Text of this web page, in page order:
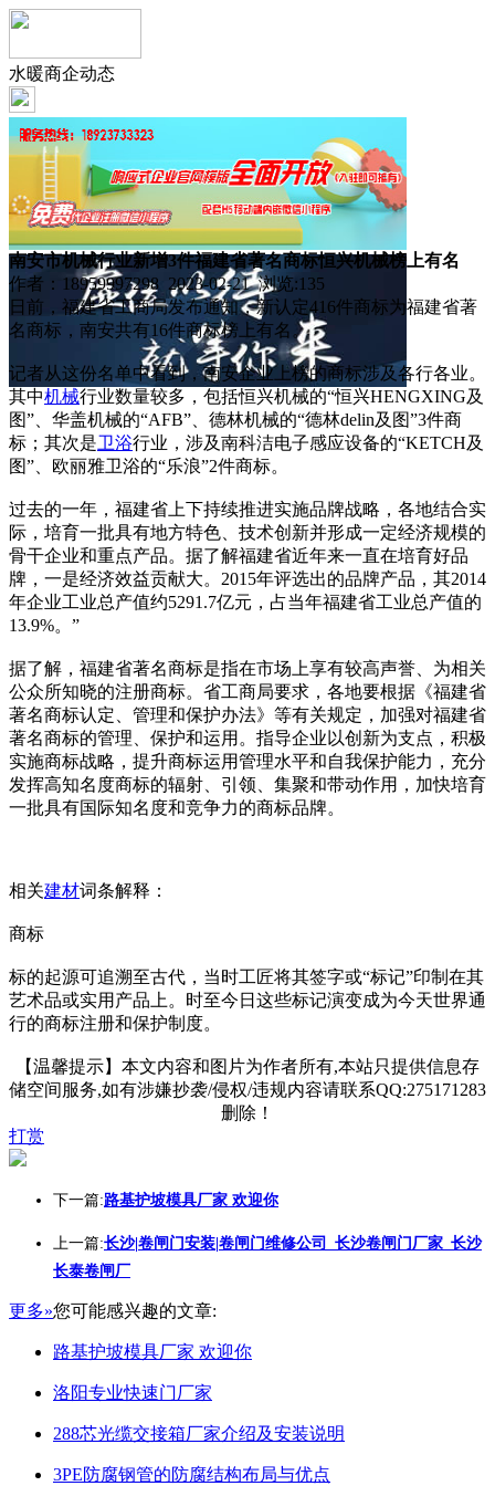
水暖商企动态
南安市机械行业新增3件福建省著名商标恒兴机械榜上有名
作者：18959997298 2023-02-21 浏览:135
日前，福建省工商局发布通知，新认定416件商标为福建省著
名商标，南安共有16件商标榜上有名。
记者从这份名单中看到，南安企业上榜的商标涉及各行各业。
其中机械行业数量较多，包括恒兴机械的“恒兴HENGXING及
图”、华盖机械的“AFB”、德林机械的“德林delin及图”3件商
标；其次是卫浴行业，涉及南科洁电子感应设备的“KETCH及
图”、欧丽雅卫浴的“乐浪”2件商标。
过去的一年，福建省上下持续推进实施品牌战略，各地结合实
际，培育一批具有地方特色、技术创新并形成一定经济规模的
骨干企业和重点产品。据了解福建省近年来一直在培育好品
牌，一是经济效益贡献大。2015年评选出的品牌产品，其2014
年企业工业总产值约5291.7亿元，占当年福建省工业总产值的
13.9%。”
据了解，福建省著名商标是指在市场上享有较高声誉、为相关
公众所知晓的注册商标。省工商局要求，各地要根据《福建省
著名商标认定、管理和保护办法》等有关规定，加强对福建省
著名商标的管理、保护和运用。指导企业以创新为支点，积极
实施商标战略，提升商标运用管理水平和自我保护能力，充分
发挥高知名度商标的辐射、引领、集聚和带动作用，加快培育
一批具有国际知名度和竞争力的商标品牌。
相关建材词条解释：
商标
标的起源可追溯至古代，当时工匠将其签字或“标记”印制在其
艺术品或实用产品上。时至今日这些标记演变成为今天世界通
行的商标注册和保护制度。
【温馨提示】本文内容和图片为作者所有,本站只提供信息存
储空间服务,如有涉嫌抄袭/侵权/违规内容请联系QQ:275171283
删除！
打赏
下一篇:路基护坡模具厂家 欢迎你
上一篇:长沙|卷闸门安装|卷闸门维修公司_长沙卷闸门厂家_长沙
长泰卷闸厂
更多»您可能感兴趣的文章:
路基护坡模具厂家 欢迎你
洛阳专业快速门厂家
288芯光缆交接箱厂家介绍及安装说明
3PE防腐钢管的防腐结构布局与优点